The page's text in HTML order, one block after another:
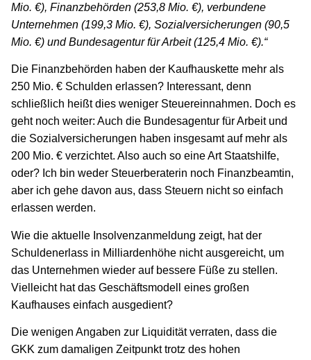
Mio. €), Finanzbehörden (253,8 Mio. €), verbundene
Unternehmen (199,3 Mio. €), Sozialversicherungen (90,5
Mio. €) und Bundesagentur für Arbeit (125,4 Mio. €).“
Die Finanzbehörden haben der Kaufhauskette mehr als
250 Mio. € Schulden erlassen? Interessant, denn
schließlich heißt dies weniger Steuereinnahmen. Doch es
geht noch weiter: Auch die Bundesagentur für Arbeit und
die Sozialversicherungen haben insgesamt auf mehr als
200 Mio. € verzichtet. Also auch so eine Art Staatshilfe,
oder? Ich bin weder Steuerberaterin noch Finanzbeamtin,
aber ich gehe davon aus, dass Steuern nicht so einfach
erlassen werden.
Wie die aktuelle Insolvenzanmeldung zeigt, hat der
Schuldenerlass in Milliardenhöhe nicht ausgereicht, um
das Unternehmen wieder auf bessere Füße zu stellen.
Vielleicht hat das Geschäftsmodell eines großen
Kaufhauses einfach ausgedient?
Die wenigen Angaben zur Liquidität verraten, dass die
GKK zum damaligen Zeitpunkt trotz des hohen